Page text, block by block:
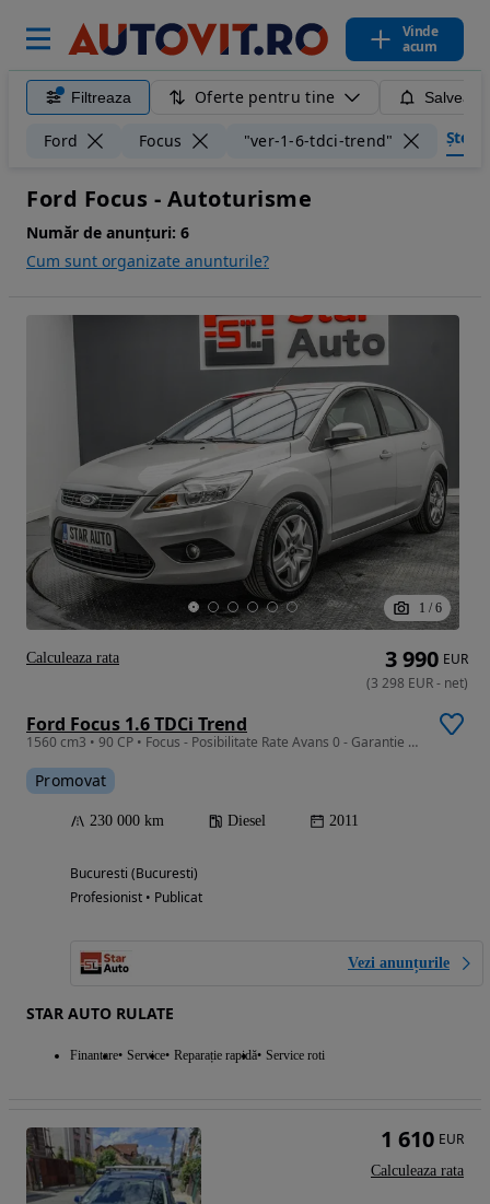
Vinde
acum
Filtreaza Oferte pentru tine
Ford Focus "ver-1-6-tdci-trend"
Ford Focus - Autoturisme
Număr de anunțuri: 6
Cum sunt organizate anunturile?
1 / 6
Ford Focus 1.6 TDCi Trend
1560 cm3 • 90 CP • Focus - Posibilitate Rate Avans 0 - Garantie 12 Luni - IMPECABILA
Promovat
230 000 km Diesel 2011
Bucuresti (Bucuresti)
Profesionist • Publicat
Vezi anunțurile
STAR AUTO RULATE
Finantare Service Reparație rapidă Service roti
3 990 EUR
(3 298 EUR- net)
Calculeaza rata
1 610 EUR
Calculeaza rata